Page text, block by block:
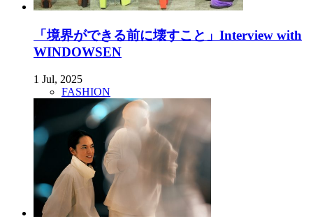
「境界ができる前に壊すこと」Interview with
WINDOWSEN
1 Jul, 2025
FASHION